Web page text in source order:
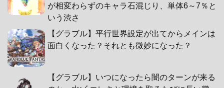
が相変わらずのキャラ石混じり、単体6～7％と
いう渋さ
【グラブル】平行世界設定が出てからメインは
面白くなった？それとも微妙になった？
【グラブル】いつになったら闇のターンが来る